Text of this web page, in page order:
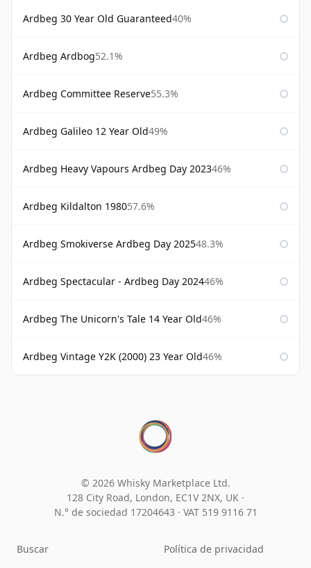
Ardbeg 30 Year Old Guaranteed40%
Ardbeg Ardbog52.1%
Ardbeg Committee Reserve55.3%
Ardbeg Galileo 12 Year Old49%
Ardbeg Heavy Vapours Ardbeg Day 202346%
Ardbeg Kildalton 198057.6%
Ardbeg Smokiverse Ardbeg Day 202548.3%
Ardbeg Spectacular - Ardbeg Day 202446%
Ardbeg The Unicorn's Tale 14 Year Old46%
Ardbeg Vintage Y2K (2000) 23 Year Old46%
© 2026 Whisky Marketplace Ltd.
128 City Road, London, EC1V 2NX, UK ·
N.° de sociedad 17204643 · VAT 519 9116 71
Buscar Política de privacidad